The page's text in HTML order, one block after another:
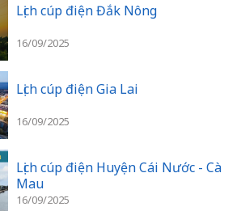
Lịch cúp điện Đắk Nông
16/09/2025
Lịch cúp điện Gia Lai
16/09/2025
Lịch cúp điện Huyện Cái Nước - Cà
Mau
16/09/2025